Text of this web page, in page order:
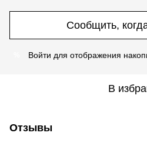
Сообщить,
Войти для отображения
В
Отзывы